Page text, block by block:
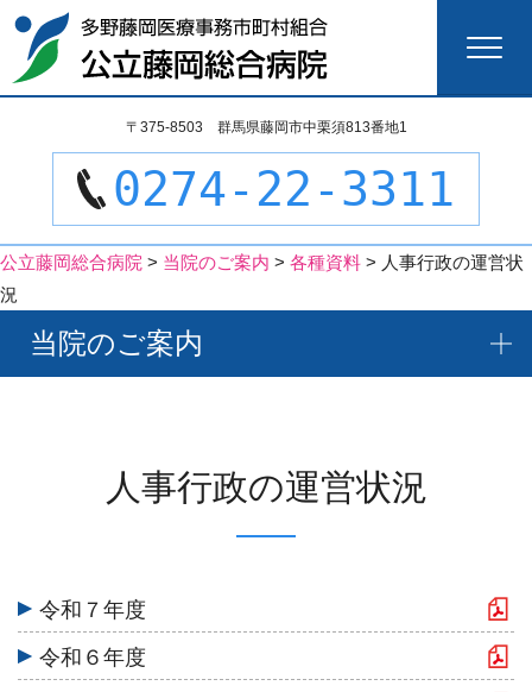
検
索:
〒375-8503 群馬県藤岡市中栗須813番地1
0274-22-3311
公立藤岡総合病院 > 当院のご案内 > 各種資料 > 人事行政の運営状
況
当院のご案内
人事行政の運営状況
令和７年度
令和６年度